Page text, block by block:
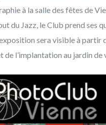
à la salle des fêtes de
du Jazz, le Club prend ses
sera visible à partir
de l’implantation au jardin de